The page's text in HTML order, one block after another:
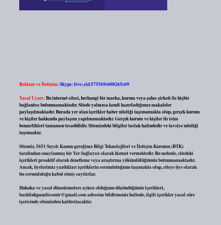
Reklam ve İletişim:Skype: live:.cid.575569c608265c69
Yasal Uyarı:Bu internet sitesi, herhangi bir marka, kurum veya şahıs şirketi ile hiçbir
bağlantısı bulunmamaktadır. Sitede yalnızca kendi hazırladığımız makaleler
paylaşılmaktadır. Burada yer alan içerikler haber niteliği taşımamakta olup, gerçek kurum
ve kişiler hakkında paylaşım yapılmamaktadır. Gerçek kurum ve kişiler ile isim
benzerlikleri tamamen tesadüfidir. Sitemizdeki bilgiler taslak halindedir ve tavsiye niteliği
taşımazlar.
Sitemiz, 5651 Sayılı Kanun gereğince Bilgi Teknolojileri ve İletişim Kurumu (BTK)
tarafından onaylanmış bir Yer Sağlayıcı olarak hizmet vermektedir. Bu nedenle, sitedeki
içerikleri proaktif olarak denetleme veya araştırma yükümlülüğümüz bulunmamaktadır.
Ancak, üyelerimiz yazdıkları içeriklerin sorumluluğunu taşımakta olup, siteye üye olarak
bu sorumluluğu kabul etmiş sayılırlar.
Hukuka ve yasal düzenlemelere aykırı olduğunu düşündüğünüz içerikleri,
backlinkpanelicomtr@gmail.comadresine bildirmeniz halinde, ilgili içerikler yasal süre
içerisinde sitemizden kaldırılacaktır.